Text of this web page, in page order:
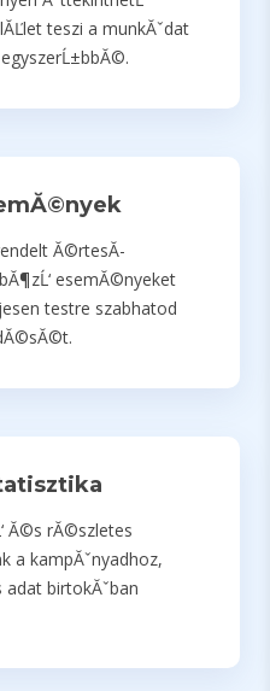
teszi a munkĂˇdat
Ă©rtesĂ­
esemĂ©nyeket
testre szabhatod
Ă©s rĂ©szletes
a kampĂˇnyadhoz,
birtokĂˇban